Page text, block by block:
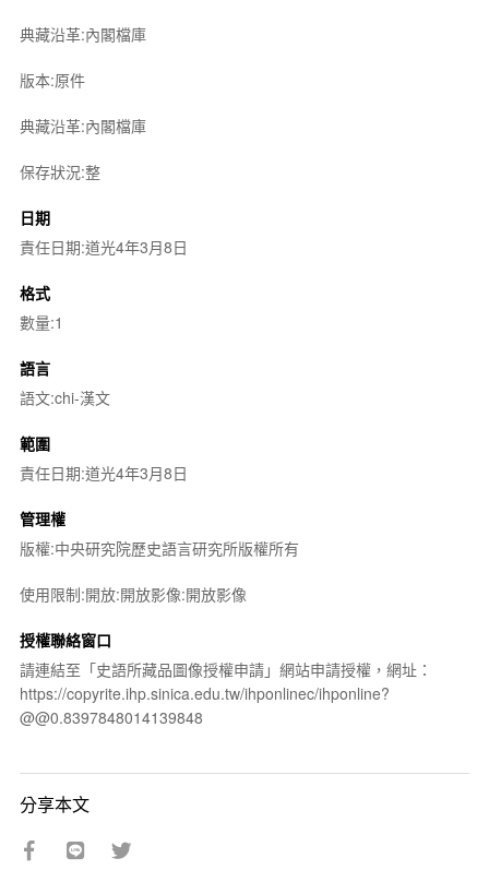
典藏沿革:內閣檔庫
版本:原件
典藏沿革:內閣檔庫
保存狀況:整
日期
責任日期:道光4年3月8日
格式
數量:1
語言
語文:chi-漢文
範圍
責任日期:道光4年3月8日
管理權
版權:中央研究院歷史語言研究所版權所有
使用限制:開放:開放影像:開放影像
授權聯絡窗口
請連結至「史語所藏品圖像授權申請」網站申請授權，網址：
https://copyrite.ihp.sinica.edu.tw/ihponlinec/ihponline?
@@0.8397848014139848
分享本文